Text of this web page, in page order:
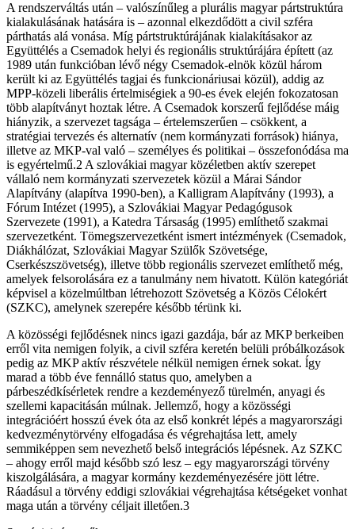
A rendszerváltás után – valószínűleg a plurális magyar pártstruktúra
kialakulásának hatására is – azonnal elkezdődött a civil szféra
párthatás alá vonása. Míg pártstruktúrájának kialakításakor az
Együttélés a Csemadok helyi és regionális struktúrájára épített (az
1989 után funkcióban lévő négy Csemadok-elnök közül három
került ki az Együttélés tagjai és funkcionáriusai közül), addig az
MPP-közeli liberális értelmiségiek a 90-es évek elején fokozatosan
több alapítványt hoztak létre. A Csemadok korszerű fejlődése máig
hiányzik, a szervezet tagsága – értelemszerűen – csökkent, a
stratégiai tervezés és alternatív (nem kormányzati források) hiánya,
illetve az MKP-val való – személyes és politikai – összefonódása ma
is egyértelmű.2 A szlovákiai magyar közéletben aktív szerepet
vállaló nem kormányzati szervezetek közül a Márai Sándor
Alapítvány (alapítva 1990-ben), a Kalligram Alapítvány (1993), a
Fórum Intézet (1995), a Szlovákiai Magyar Pedagógusok
Szervezete (1991), a Katedra Társaság (1995) említhető szakmai
szervezetként. Tömegszervezetként ismert intézmények (Csemadok,
Diákhálózat, Szlovákiai Magyar Szülők Szövetsége,
Cserkészszövetség), illetve több regionális szervezet említhető még,
amelyek felsorolására ez a tanulmány nem hivatott. Külön kategóriát
képvisel a közelmúltban létrehozott Szövetség a Közös Célokért
(SZKC), amelynek szerepére később térünk ki.
A közösségi fejlődésnek nincs igazi gazdája, bár az MKP berkeiben
erről vita nemigen folyik, a civil szféra keretén belüli próbálkozások
pedig az MKP aktív részvétele nélkül nemigen érnek sokat. ĺgy
marad a több éve fennálló status quo, amelyben a
párbeszédkísérletek rendre a kezdeményező türelmén, anyagi és
szellemi kapacitásán múlnak. Jellemző, hogy a közösségi
integrációért hosszú évek óta az első konkrét lépés a magyarországi
kedvezménytörvény elfogadása és végrehajtása lett, amely
semmiképpen sem nevezhető belső integrációs lépésnek. Az SZKC
– ahogy erről majd később szó lesz – egy magyarországi törvény
kiszolgálására, a magyar kormány kezdeményezésére jött létre.
Ráadásul a törvény eddigi szlovákiai végrehajtása kétségeket vonhat
maga után a törvény céljait illetően.3